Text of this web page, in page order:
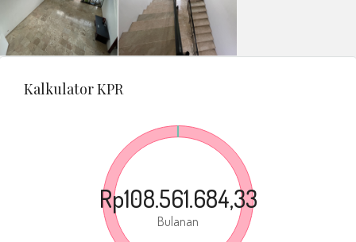
Kalkulator KPR
Rp108.561.684,33
Bulanan